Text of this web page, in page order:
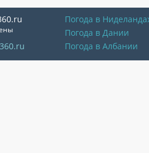
Погода в
Погода в Дании
Погода в Албании